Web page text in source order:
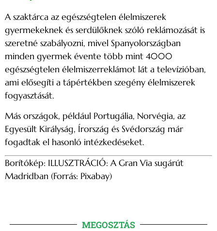
A szaktárca az egészségtelen élelmiszerek
gyermekeknek és serdülőknek szóló reklámozását is
szeretné szabályozni, mivel Spanyolországban
minden gyermek évente több mint 4000
egészségtelen élelmiszerreklámot lát a televízióban,
ami elősegíti a tápértékben szegény élelmiszerek
fogyasztását.
Más országok, például Portugália, Norvégia, az
Egyesült Királyság, Írország és Svédország már
fogadtak el hasonló intézkedéseket.
Borítókép: ILLUSZTRÁCIÓ: A Gran Via sugárút
Madridban (Forrás: Pixabay)
MEGOSZTÁS